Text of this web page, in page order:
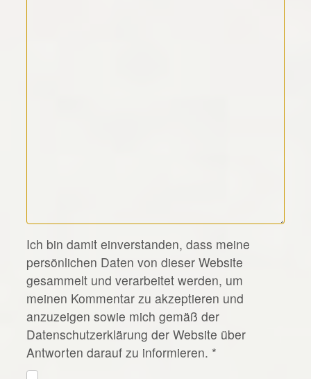
*
Ich bin damit einverstanden, dass meine
persönlichen Daten von dieser Website
gesammelt und verarbeitet werden, um
meinen Kommentar zu akzeptieren und
anzuzeigen sowie mich gemäß der
Datenschutzerklärung der Website über
Antworten darauf zu informieren. *